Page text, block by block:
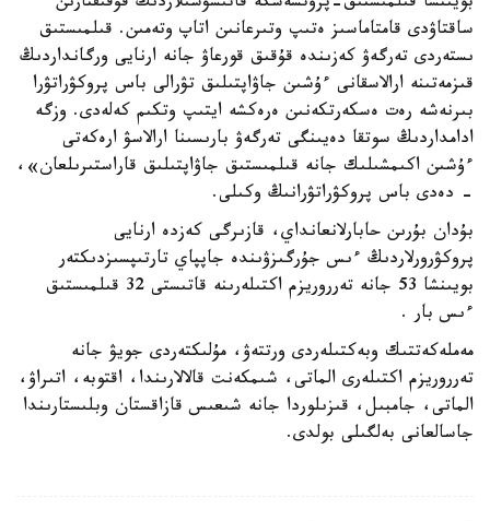
ساقتاۋدى قامتاماسىز ەتىپ وتىرعانىن اتاپ وتەمىن. قىلمىستىق
ىستەردى تەرگەۋ كەزىندە قۇقىق قورعاۋ جانە ارنايى ورگانداردىڭ
قىزمەتىنە ارالاسقانى ءۇشىن جاۋاپتىلىق تۋرالى باس پروكۋراتۋرا
بىرنەشە رەت ەسكەرتكەنىن ەرەكشە ايتىپ وتكىم كەلەدى. وزگە
ادامداردىڭ سوتقا دەيىنگى تەرگەۋ بارىسىنا ارالاسۋ ارەكەتى
ءۇشىن اكىمشىلىك جانە قىلمىستىق جاۋاپتىلىق قاراستىرىلعان»،
- دەدى باس پروكۋراتۋرانىڭ وكىلى.
بۇدان بۇرىن حابارلانعانداي، قازىرگى كەزدە ارنايى
پروكۋرورلاردىڭ ءىس جۇرگىزۋىندە جاپپاي تارتىپسىزدىكتەر
بويىنشا 53 جانە تەرروريزم اكتىلەرىنە قاتىستى 32 قىلمىستىق
ءىس بار .
مەملەكەتتىك وبەكتىلەردى ورتتەۋ، مۇلىكتەردى جويۋ جانە
تەرروريزم اكتىلەرى الماتى، شىمكەنت قالالارىندا، اقتوبە، اتىراۋ،
الماتى، جامبىل، قىزىلوردا جانە شىعىس قازاقستان وبلىستارىندا
جاسالعانى بەلگىلى بولدى.